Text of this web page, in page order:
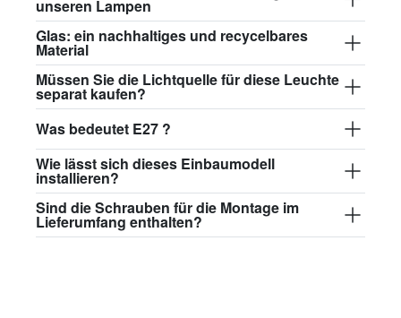
unseren Lampen
Glas: ein nachhaltiges und recycelbares
Material
Müssen Sie die Lichtquelle für diese Leuchte
separat kaufen?
Was bedeutet E27 ?
Wie lässt sich dieses Einbaumodell
installieren?
Sind die Schrauben für die Montage im
Lieferumfang enthalten?